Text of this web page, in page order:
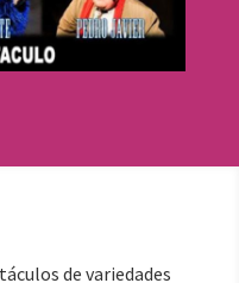
de variedades